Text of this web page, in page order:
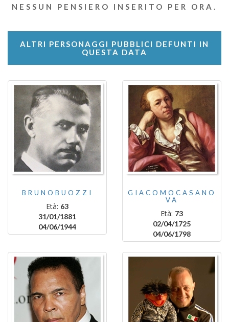
NESSUN PENSIERO INSERITO PER ORA.
ALTRI PERSONAGGI PUBBLICI DEFUNTI IN
QUESTA DATA
BRUNOBUOZZI
Età: 63
31/01/1881
04/06/1944
GIACOMOCASANO
VA
Età: 73
02/04/1725
04/06/1798